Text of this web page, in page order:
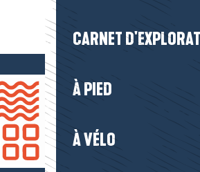
CARNET
À PIED
À VÉLO
Producteurs